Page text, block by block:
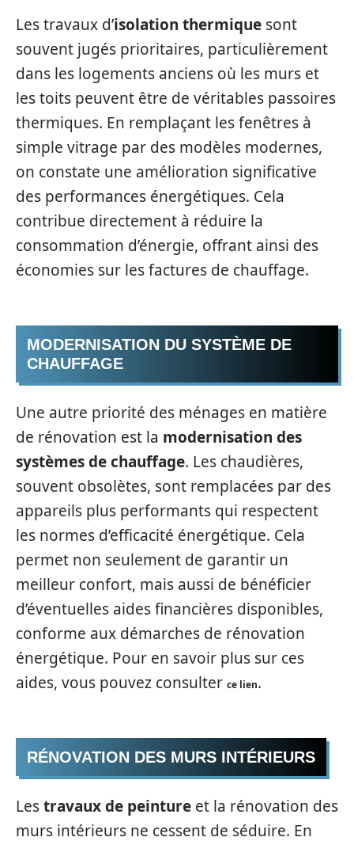
Les travaux d’isolation thermique sont
souvent jugés prioritaires, particulièrement
dans les logements anciens où les murs et
les toits peuvent être de véritables passoires
thermiques. En remplaçant les fenêtres à
simple vitrage par des modèles modernes,
on constate une amélioration significative
des performances énergétiques. Cela
contribue directement à réduire la
consommation d’énergie, offrant ainsi des
économies sur les factures de chauffage.
MODERNISATION DU SYSTÈME DE
CHAUFFAGE
Une autre priorité des ménages en matière
de rénovation est la modernisation des
systèmes de chauffage. Les chaudières,
souvent obsolètes, sont remplacées par des
appareils plus performants qui respectent
les normes d’efficacité énergétique. Cela
permet non seulement de garantir un
meilleur confort, mais aussi de bénéficier
d’éventuelles aides financières disponibles,
conforme aux démarches de rénovation
énergétique. Pour en savoir plus sur ces
aides, vous pouvez consulter ce lien.
RÉNOVATION DES MURS INTÉRIEURS
Lestravaux de peinture et la rénovation des
murs intérieurs ne cessent de séduire. En